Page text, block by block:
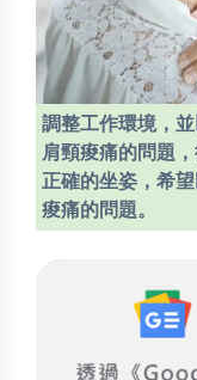
調整工作環境，
肩頸痠痛的問題
正確的坐姿，希
痠痛的問題。